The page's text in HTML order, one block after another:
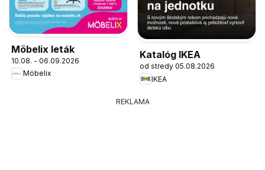
Möbelix leták
10.08. - 06.09.2026
Möbelix
Katalóg IKEA
od stredy 05.08.2026
IKEA
REKLAMA